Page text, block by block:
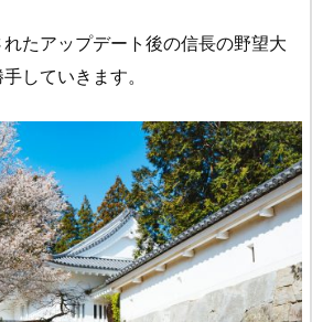
たアップデート後の信長の野望大
していきます。